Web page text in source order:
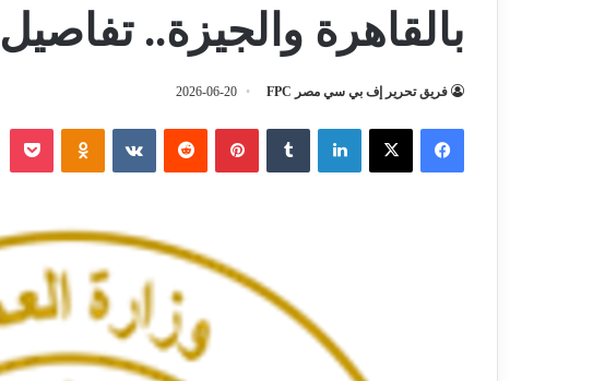
بالقاهرة والجيزة.. تفاصيل
فريق تحرير إف بي سي مصر FPC 2026-06-20
فيسبوك ‫X لينكدإن بينتيريست